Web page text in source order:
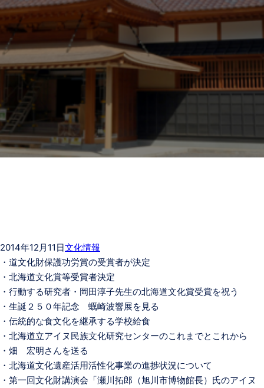
2014年12月11日文化情報
・道文化財保護功労賞の受賞者が決定
・北海道文化賞等受賞者決定
・行動する研究者・岡田淳子先生の北海道文化賞受賞を祝う
・生誕２５０年記念 蠣崎波響展を見る
・伝統的な食文化を継承する学校給食
・北海道立アイヌ民族文化研究センターのこれまでとこれから
・畑 宏明さんを送る
・北海道文化遺産活用活性化事業の進捗状況について
・第一回文化財講演会「瀬川拓郎（旭川市博物館長）氏のアイヌ